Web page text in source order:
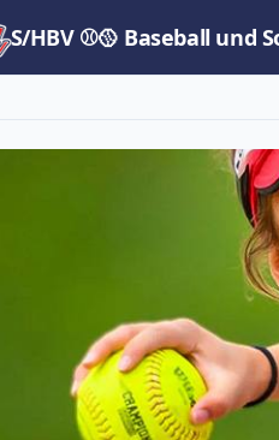
S/HBV ⚾🥎 Baseball und